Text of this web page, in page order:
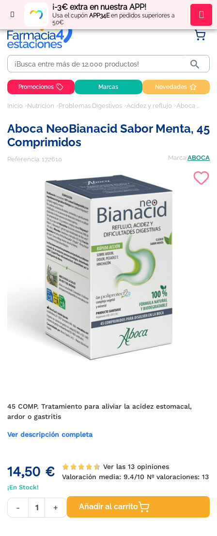
¡-3€ extra en nuestra APP!
Usa el cupón APP34Een pedidos superiores a
50€
Regístratey obténpuntos por tus compras

Promociones Marcas Novedades
Inicio Nutrición Problemas Digestivos Acidez y reflujo Aboca NeoBianacid sabor menta, 45 comprimidos
Aboca NeoBianacid Sabor Menta, 45
Comprimidos
Referencia: 172610 Marca ABOCA
45 COMP. Tratamiento para aliviar la acidez estomacal,
ardor o gastritis
Ver descripción completa
14,50 €
Ver las 13 opiniones
Valoración media: 9.4/10 Nº valoraciones: 13
¡En Stock!
- + Añadir al carrito